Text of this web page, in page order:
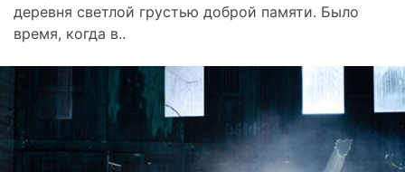
деревня светлой грустью доброй памяти. Было
время, когда в..